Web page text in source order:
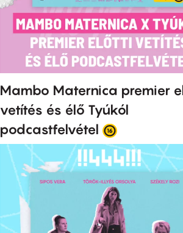
Mambo Maternica premier
vetítés és élő Tyúkól
podcastfelvétel